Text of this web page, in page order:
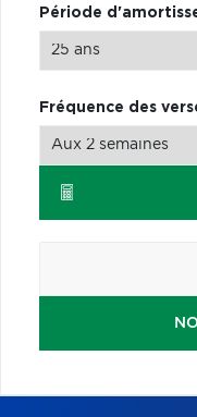
Période
Fréquence des